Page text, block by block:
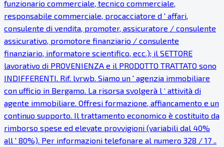
funzionario commerciale, tecnico commerciale,
responsabile commerciale, procacciatore d ' affari,
consulente di vendita, promoter, assicuratore / consulente
assicurativo, promotore finanziario / consulente
finanziario, informatore scientifico, ecc.); il SETTORE
lavorativo di PROVENIENZA e il PRODOTTO TRATTATO sono
INDIFFERENTI. Rif. lvrwb. Siamo un ' agenzia immobiliare
con ufficio in Bergamo. La risorsa svolgerà l ‘ attività di
agente immobiliare. Offresi formazione, affiancamento e un
continuo supporto. Il trattamento economico è costituito da
rimborso spese ed elevate provvigioni (variabili dal 40%
all ' 80%). Per informazioni telefonare al numero 328 / 17 ..